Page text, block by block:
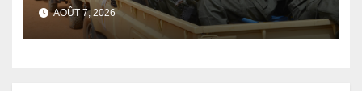
clandestine attribués à des
groupes armés
AOÛT 7, 2026